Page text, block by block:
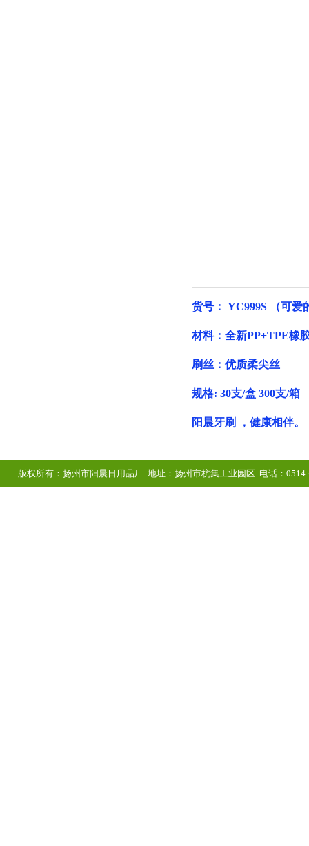
货号： YC999S （可爱
材料：全新PP+TPE橡
刷丝：优质柔尖丝
规格: 30支/盒 300支/箱
阳晨牙刷 ，健康相伴。
版权所有：扬州市阳晨日用品厂 地址：扬州市杭集工业园区 电话：